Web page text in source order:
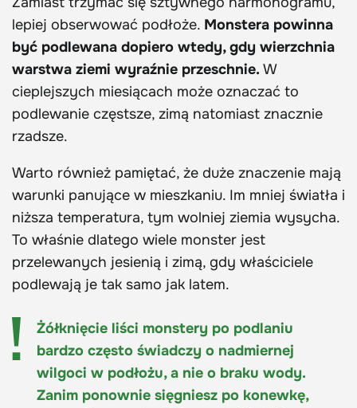
lepiej obserwować podłoże. Monstera powinna
być podlewana dopiero wtedy, gdy wierzchnia
warstwa ziemi wyraźnie przeschnie. W
cieplejszych miesiącach może oznaczać to
podlewanie częstsze, zimą natomiast znacznie
rzadsze.
Warto również pamiętać, że duże znaczenie mają
warunki panujące w mieszkaniu. Im mniej światła i
niższa temperatura, tym wolniej ziemia wysycha.
To właśnie dlatego wiele monster jest
przelewanych jesienią i zimą, gdy właściciele
podlewają je tak samo jak latem.
Żółknięcie liści monstery po podlaniu
bardzo często świadczy o nadmiernej
wilgoci w podłożu, a nie o braku wody.
Zanim ponownie sięgniesz po konewkę,